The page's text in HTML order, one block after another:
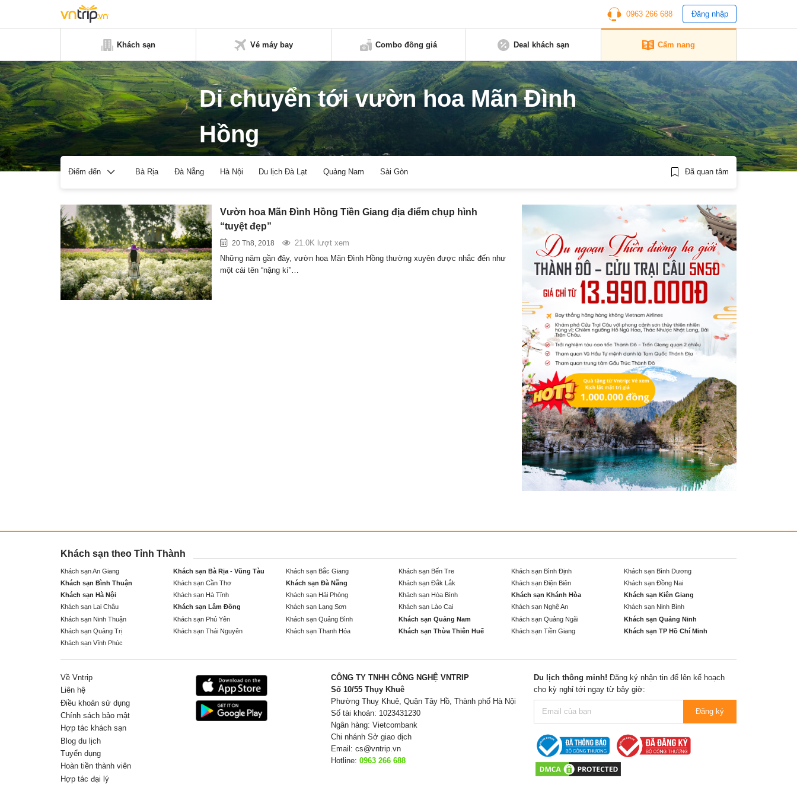
0963 266 688 Đăng nhập
Khách sạn Vé máy bay Combo đồng giá Deal khách sạn Cẩm nang
Di chuyển tới vườn hoa Mãn Đình
Hồng
Điểm đến Bà Rịa Đà Nẵng Hà Nội Du lịch Đà Lạt Quảng Nam Sài Gòn Đã quan tâm
Vườn hoa Mãn Đình Hồng Tiền Giang địa điểm chụp hình
“tuyệt đẹp”
20 Th8, 2018
21.0K lượt xem
Những năm gần đây, vườn hoa Mãn Đình Hồng thường xuyên được nhắc đến như
một cái tên “nặng kí”…
Khách sạn theo Tỉnh Thành
Khách sạn An Giang Khách sạn Bà Rịa - Vũng Tàu Khách sạn Bắc Giang Khách sạn Bến Tre Khách sạn Bình Định
Khách sạn Bình Dương
Khách sạn Bình Thuận
Khách sạn Cần Thơ Khách sạn Đà Nẵng Khách sạn Đắk Lắk Khách sạn Điện Biên
Khách sạn Đồng Nai
Khách sạn Hà Nội
Khách sạn Hà Tĩnh Khách sạn Hải Phòng Khách sạn Hòa Bình Khách sạn Khánh Hòa
Khách sạn Kiên Giang
Khách sạn Lai Châu
Khách sạn Lâm Đồng Khách sạn Lạng Sơn Khách sạn Lào Cai Khách sạn Nghệ An
Khách sạn Ninh Bình
Khách sạn Ninh Thuận
Khách sạn Phú Yên Khách sạn Quảng Bình Khách sạn Quảng Nam Khách sạn Quảng Ngãi
Khách sạn Quảng Ninh
Khách sạn Quảng Trị
Khách sạn Thái Nguyên Khách sạn Thanh Hóa Khách sạn Thừa Thiên Huế Khách sạn Tiền Giang
Khách sạn TP Hồ Chí Minh
Khách sạn Vĩnh Phúc
Về Vntrip
Liên hệ
Điều khoản sử dụng
Chính sách bảo mật
Hợp tác khách sạn
Blog du lịch
Tuyển dụng
Hoàn tiền thành viên
Hợp tác đại lý
CÔNG TY TNHH CÔNG NGHỆ VNTRIP
Số 10/55 Thụy Khuê
Phường Thuỵ Khuê, Quận Tây Hồ, Thành phố Hà Nội
Số tài khoản: 1023431230
Ngân hàng: Vietcombank
Chi nhánh Sở giao dịch
Email: cs@vntrip.vn
Hotline: 0963 266 688
Du lịch thông minh! Đăng ký nhận tin để lên kế hoạch
cho kỳ nghỉ tới ngay từ bây giờ:
Đăng ký